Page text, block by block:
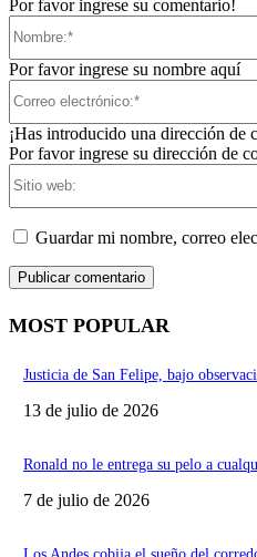
Por favor ingrese su comentario!
Por favor ingrese su nombre aquí
¡Has introducido una dirección de
Por favor ingrese su dirección de
Guardar mi nombre, correo
MOST POPULAR
Justicia de San Felipe, bajo
13 de julio de 2026
Ronald no le entrega su pelo a
7 de julio de 2026